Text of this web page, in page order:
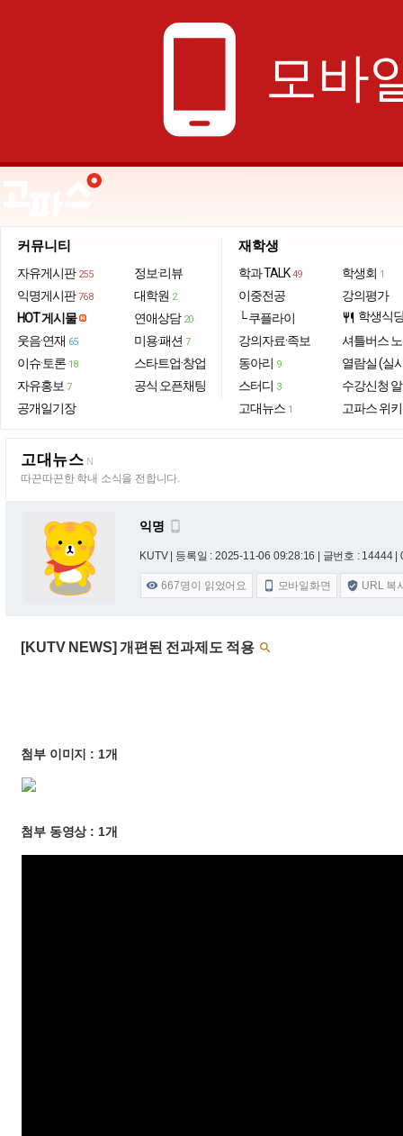
phone_android 모바
커뮤니티
자유게시판 255
익명게시판 768
HOT 게시물
웃음·연재 65
이슈·토론 18
자유홍보 7
공개일기장
정보·리뷰
대학원 2
연애상담 20
미용·패션 7
스타트업·창업
공식 오픈채팅
재학생
학과 TALK 49
이중전공
└ 쿠플라이
강의자료·족보
동아리 9
스터디 3
고대뉴스 1
학생회 1
강의평가
restaurant 학생식
셔틀버스
열람실 (실
수강신청
고파스 위키
고대뉴스 N
따끈따끈한 학내 소식을 전합니다.
익명 
KUTV | 등록일 : 2025-11-06 09:28:16 | 글번호 : 14444 |
 667명이 읽었어요  모바일화면  URL 복
[KUTV NEWS] 개편된 전과제도 적용 
첨부 이미지 : 1개
첨부 동영상 : 1개